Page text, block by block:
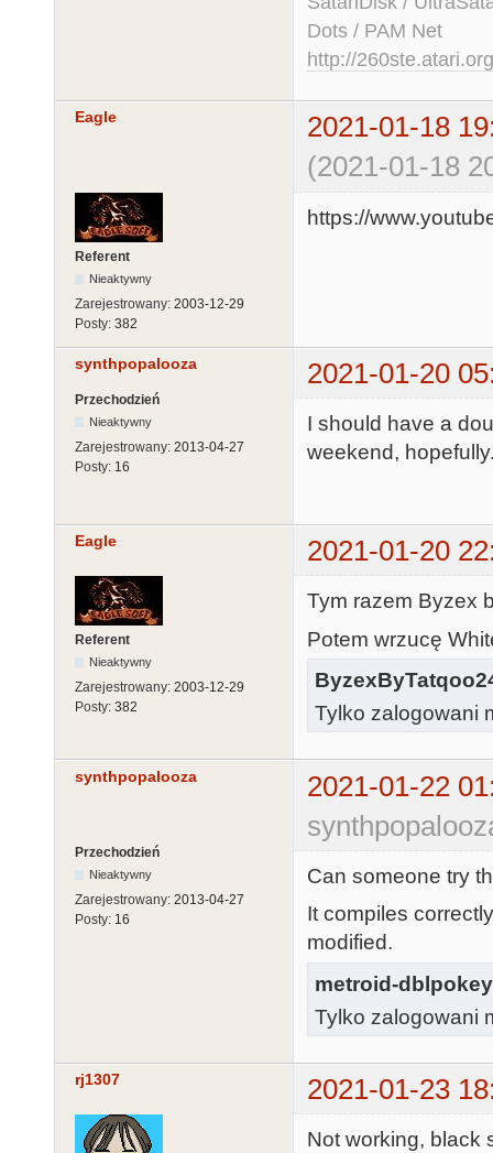
Dots / PAM Net
http://260ste.atari.org
Eagle
2021-01-18
(2021-01-18
Referent
Nieaktywny
Zarejestrowany: 2003-12-29
Posty: 382
https://
synthpopalooza 2021-01-20
Przechodzień
Nieaktywny
Zarejestrowany: 2013-04-27
Posty: 16
I should have a
weekend,
Eagle 2021-01-20
Referent
Nieaktywny
Zarejestrowany: 2003-12-29
Posty: 382
Tym razem Byzex
Potem wrzucę
Tylko zalogowani
synthpopalooza
2021-01-22
Przechodzień
Nieaktywny
Zarejestrowany: 2013-04-27
Posty: 16
Can someone try
It compiles
modified.
metroid-
Tylko zalogowani
rj1307 2021-01-23
Not working, black